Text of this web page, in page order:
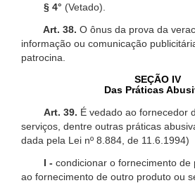
§ 4° (Vetado).
Art. 38. O ônus da prova da
informação ou comunicação
patrocina.
SEÇÃO IV
Das Práticas
Art. 39. É vedado ao fornecedor
serviços, dentre outras práticas
dada pela Lei nº 8.884, de 11.6.1994)
I - condicionar o fornecimento de
ao fornecimento de outro produto ou